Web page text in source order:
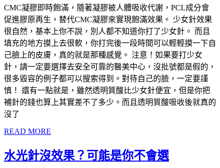
CMC凝膠即時飽滿，隨著凝膠被人體吸收代謝，PCL成分會
促進膠原再生，替代CMC凝膠來實現飽滿效果。 少女針效果
很自然，基本上你不說，別人都不知道你打了少女針。 而且
填充的地方摸上去很軟，你打完後一段時間可以輕輕摸一下自
己臉上的皮膚，真的就是那種感覺。 注意！如果要打少女
針，請一定要選擇去安全可靠的醫美中心，沒批號都是假的，
很多毀容的例子都可以搜索得到。對待自己的臉，一定要謹
慎！ 還有一點就是，雖然透明質酸比少女針便宜，但是你把
補針的錢也算上其實差不了多少。而且透明質酸吸收後就真的
沒了
READ MORE
水光針沒效果？可能是你不會選